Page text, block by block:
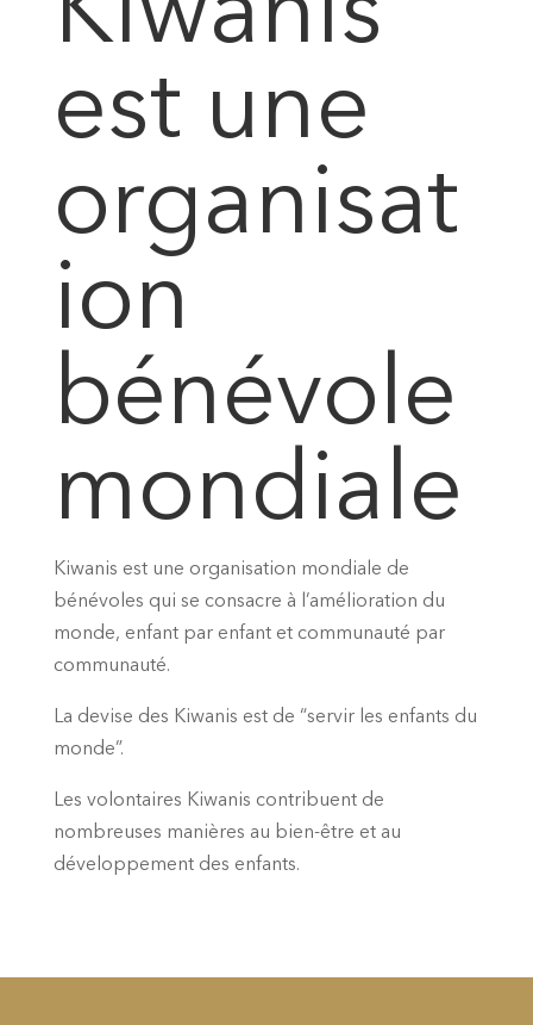
est une
organisat
ion
bénévole
mondiale
Kiwanis est une organisation mondiale de
bénévoles qui se consacre à l’amélioration du
monde, enfant par enfant et communauté par
communauté.
La devise des Kiwanis est de “servir les enfants du
monde”.
Les volontaires Kiwanis contribuent de
nombreuses manières au bien-être et au
développement des enfants.